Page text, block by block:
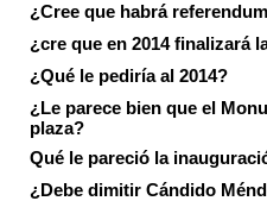
¿Cree que habrá
¿cre que en 2014 finalizará
¿Qué le pediría al 2014?
¿Le parece bien que el
plaza?
Qué le pareció la
¿Debe dimitir Cándido